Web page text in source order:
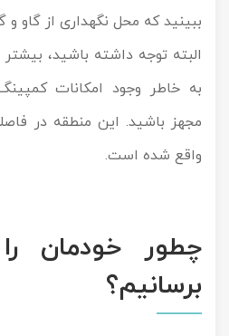
ببینید که محل نگهداری از گاو
البته توجه داشته باشید،
به خاطر وجود امکانات
واقع شده است.
چطور خودمان
برسانیم؟